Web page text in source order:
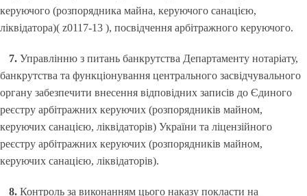
керуючого (розпорядника майна, керуючого санацією,
ліквідатора)( z0117-13 ), посвідчення арбітражного керуючого.
7. Управлінню з питань банкрутства Департаменту нотаріату,
банкрутства та функціонування центрального засвідчувального
органу забезпечити внесення відповідних записів до Єдиного
реєстру арбітражних керуючих (розпорядників майном,
керуючих санацією, ліквідаторів) України та ліцензійного
реєстру арбітражних керуючих (розпорядників майном,
керуючих санацією, ліквідаторів).
8. Контроль за виконанням цього наказу покласти на